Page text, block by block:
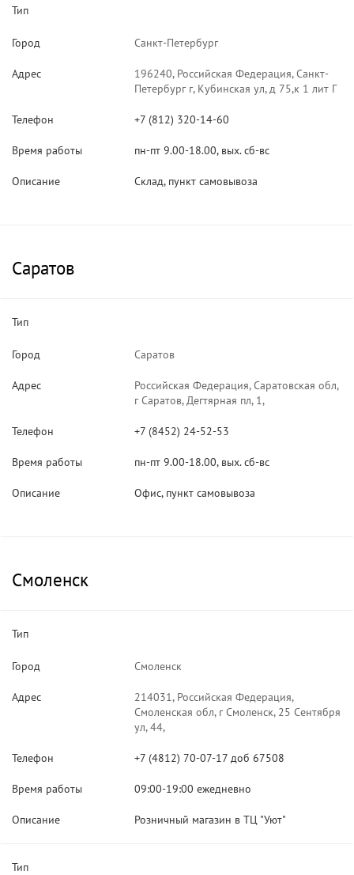
Тип
Город Санкт-Петербург
Адрес
196240, Российская Федерация, Санкт-
Петербург г, Кубинская ул, д 75,к 1 лит Г
Телефон +7 (812) 320-14-60
Время работы пн-пт 9.00-18.00, вых. сб-вс
Описание Склад, пункт самовывоза
Саратов
Тип
Город Саратов
Адрес
Российская Федерация, Саратовская обл,
г Саратов, Дегтярная пл, 1,
Телефон +7 (8452) 24-52-53
Время работы пн-пт 9.00-18.00, вых. сб-вс
Описание Офис, пункт самовывоза
Смоленск
Тип
Город Смоленск
Адрес
214031, Российская Федерация,
Смоленская обл, г Смоленск, 25 Сентября
ул, 44,
Телефон +7 (4812) 70-07-17 доб 67508
Время работы 09:00-19:00 ежедневно
Описание Розничный магазин в ТЦ "Уют"
Тип